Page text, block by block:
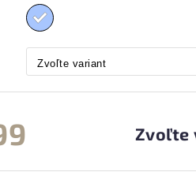
Zvoľte